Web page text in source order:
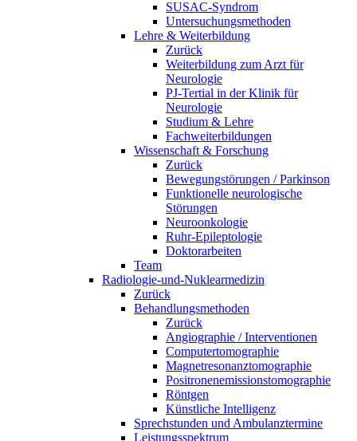
SUSAC-Syndrom
Untersuchungsmethoden
Lehre & Weiterbildung
Zurück
Weiterbildung zum Arzt für
Neurologie
PJ-Tertial in der Klinik für
Neurologie
Studium & Lehre
Fachweiterbildungen
Wissenschaft & Forschung
Zurück
Bewegungstörungen / Parkinson
Funktionelle neurologische
Störungen
Neuroonkologie
Ruhr-Epileptologie
Doktorarbeiten
Team
Radiologie-und-Nuklearmedizin
Zurück
Behandlungsmethoden
Zurück
Angiographie / Interventionen
Computertomographie
Magnetresonanztomographie
Positronenemissionstomographie
Röntgen
Künstliche Intelligenz
Sprechstunden und Ambulanztermine
Leistungsspektrum